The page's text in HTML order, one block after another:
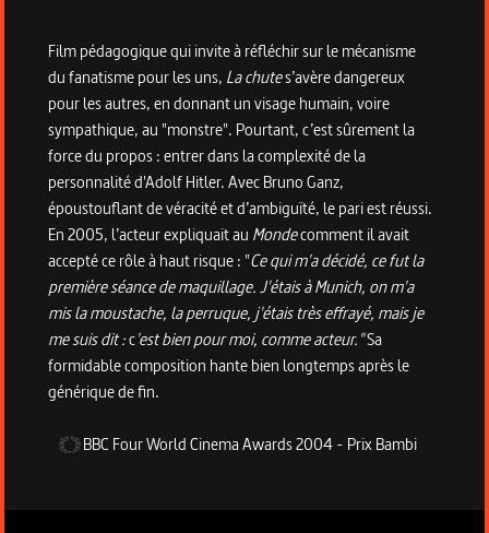
Film pédagogique qui invite à réfléchir sur le mécanisme
du fanatisme pour les uns, La chutes’avère dangereux
pour les autres, en donnant un visage humain, voire
sympathique, au "monstre". Pourtant, c’est sûrement la
force du propos : entrer dans la complexité de la
personnalité d'Adolf Hitler. Avec Bruno Ganz,
époustouflant de véracité et d’ambiguïté, le pari est réussi.
En 2005, l’acteur expliquait au Mondecomment il avait
accepté ce rôle à haut risque : "Ce qui m'a décidé, ce fut la
première séance de maquillage. J'étais à Munich, on m'a
mis la moustache, la perruque, j'étais très effrayé, mais je
me suis dit :c'est bien pour moi, comme acteur."Sa
formidable composition hante bien longtemps après le
générique de fin.
BBC Four World Cinema Awards2004- Prix Bambi